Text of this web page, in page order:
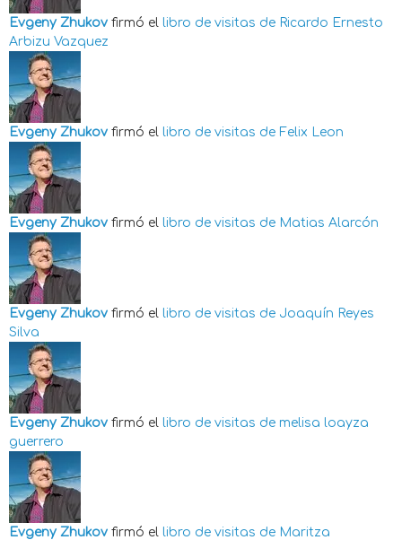
Evgeny Zhukov firmó el libro de visitas de Ricardo Ernesto
Arbizu Vazquez
Evgeny Zhukov firmó el libro de visitas de Felix Leon
Evgeny Zhukov firmó el libro de visitas de Matias Alarcón
Evgeny Zhukov firmó el libro de visitas de Joaquín Reyes
Silva
Evgeny Zhukov firmó el libro de visitas de melisa loayza
guerrero
Evgeny Zhukov firmó el libro de visitas de Maritza